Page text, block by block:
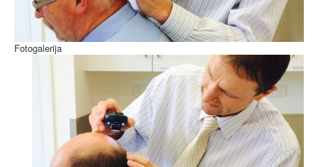
Fotogalerija